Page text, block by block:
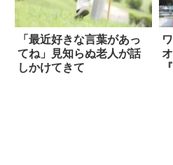
「最近好きな言葉があっ
てね」見知らぬ老人が話
しかけてきて